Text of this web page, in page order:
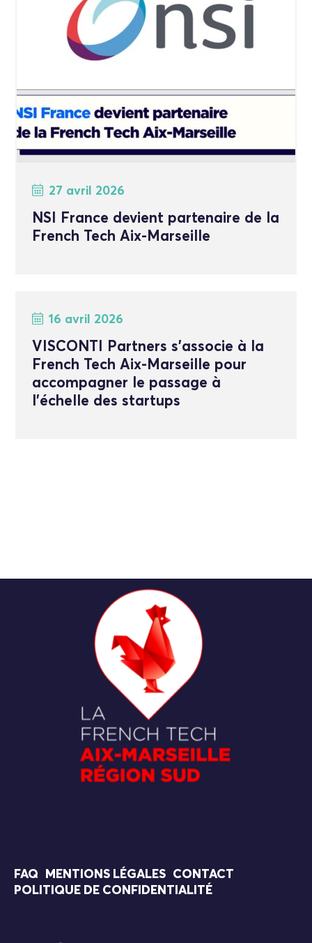
27 avril 2026
NSI France devient partenaire de la
French Tech Aix-Marseille
16 avril 2026
VISCONTI Partners s’associe à la
French Tech Aix-Marseille pour
accompagner le passage à
l’échelle des startups
FAQ MENTIONS LÉGALES
CONTACT
POLITIQUE DE CONFIDENTIALITÉ